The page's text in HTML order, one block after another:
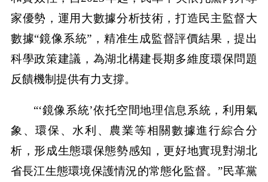
家優勢，運用大數據分析技術，打造民主監督大
數據“鏡像系統”，精准生成監督評價結果，提出
科學政策建議，為湖北構建長期多維度環保問題
反饋機制提供有力支撐。
“‘鏡像系統’依托空間地理信息系統，利用氣
象、環保、水利、農業等相關數據進行綜合分
析，形成生態環保態勢感知，更好地實現對湖北
省長江生態環境保護情況的常態化監督。”民革黨